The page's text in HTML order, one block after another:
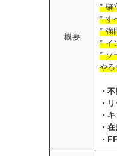
概要
* 確
* す
* 強
* イ
* ソ
や
・
・
・
・
・